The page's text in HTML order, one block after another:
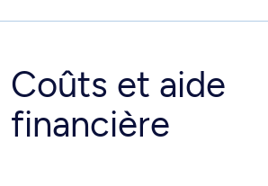
Coûts et aide
financière